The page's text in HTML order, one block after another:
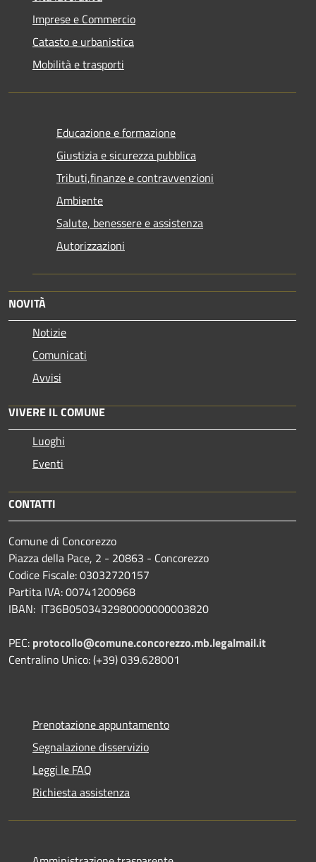
Imprese e Commercio
Catasto e urbanistica
Mobilità e trasporti
Educazione e formazione
Giustizia e sicurezza pubblica
Tributi,finanze e contravvenzioni
Ambiente
Salute, benessere e assistenza
Autorizzazioni
NOVITÀ
Notizie
Comunicati
Avvisi
VIVERE IL COMUNE
Luoghi
Eventi
CONTATTI
Comune di Concorezzo
Piazza della Pace, 2 - 20863 - Concorezzo
Codice Fiscale: 03032720157
Partita IVA: 00741200968
IBAN: IT36B0503432980000000003820
PEC: protocollo@comune.concorezzo.mb.legalmail.it
Centralino Unico: (+39) 039.628001
Prenotazione appuntamento
Segnalazione disservizio
Leggi le FAQ
Richiesta assistenza